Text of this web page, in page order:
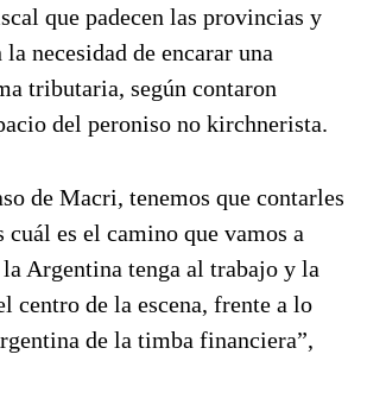
que padecen las provincias y
necesidad de encarar una
tributaria, según contaron
del peroniso no kirchnerista.
de Macri, tenemos que contarles
cuál es el camino que vamos a
Argentina tenga al trabajo y la
centro de la escena, frente a lo
de la timba financiera”,